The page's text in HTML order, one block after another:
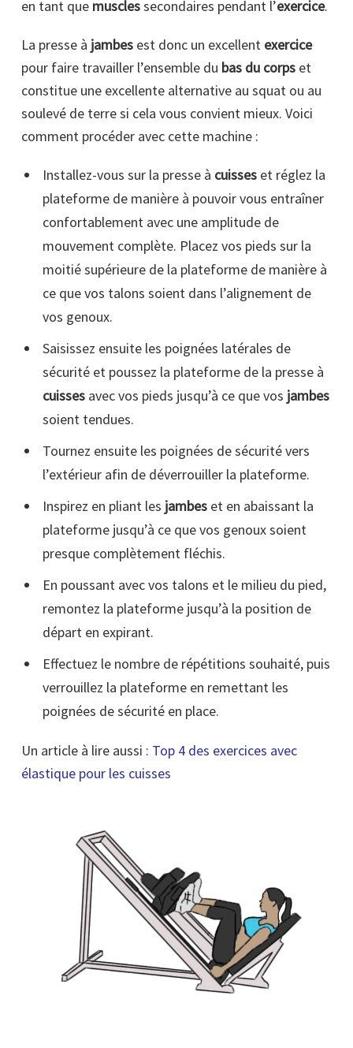
en tant que musclessecondaires pendant l’exercice.
La presse à jambes est donc un excellent exercice
pour faire travailler l’ensemble du bas du corps et
constitue une excellente alternative au squat ou au
soulevé de terre si cela vous convient mieux. Voici
comment procéder avec cette machine :
Installez-vous sur la presse à cuisseset réglez la
plateforme de manière à pouvoir vous entraîner
confortablement avec une amplitude de
mouvement complète. Placez vos pieds sur la
moitié supérieure de la plateforme de manière à
ce que vos talons soient dans l’alignement de
vos genoux.
Saisissez ensuite les poignées latérales de
sécurité et poussez la plateforme de la presse à
cuissesavec vos pieds jusqu’à ce que vos jambes
soient tendues.
Tournez ensuite les poignées de sécurité vers
l’extérieur afin de déverrouiller la plateforme.
Inspirez en pliant les jambeset en abaissant la
plateforme jusqu’à ce que vos genoux soient
presque complètement fléchis.
En poussant avec vos talons et le milieu du pied,
remontez la plateforme jusqu’à la position de
départ en expirant.
Effectuez le nombre de répétitions souhaité, puis
verrouillez la plateforme en remettant les
poignées de sécurité en place.
Un article à lire aussi : Top 4 des exercices avec
élastique pour les cuisses